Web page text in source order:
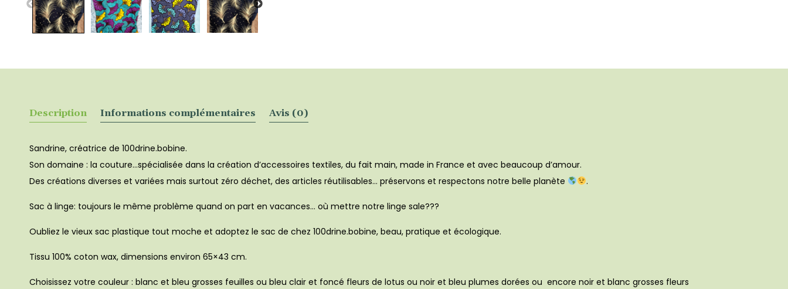
Description Informations complémentaires Avis (0)
Sandrine, créatrice de 100drine.bobine.
Son domaine : la couture…spécialisée dans la création d’accessoires textiles, du fait main, made in France et avec beaucoup d’amour.
Des créations diverses et variées mais surtout zéro déchet, des articles réutilisables… préservons et respectons notre belle planète
.
Sac à linge: toujours le même problème quand on part en vacances… où mettre notre linge sale???
Oubliez le vieux sac plastique tout moche et adoptez le sac de chez 100drine.bobine, beau, pratique et écologique.
Tissu 100% coton wax, dimensions environ 65×43 cm.
Choisissez votre couleur : blanc et bleu grosses feuilles ou bleu clair et foncé fleurs de lotus ou noir et bleu plumes dorées ou encore noir et blanc grosses fleurs